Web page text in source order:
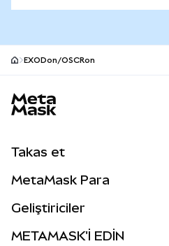
EXODon/OSCRon
Takas et
Perps
RWA'lar
MetaMask Para
Geliştiriciler
METAMASK'İ EDİN